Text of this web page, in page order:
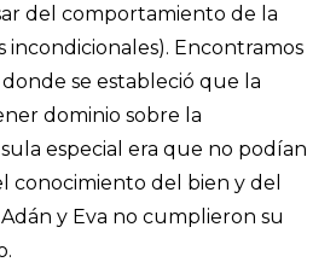
del comportamiento de la
incondicionales). Encontramos
se estableció que la
dominio sobre la
especial era que no podían
conocimiento del bien y del
y Eva no cumplieron su